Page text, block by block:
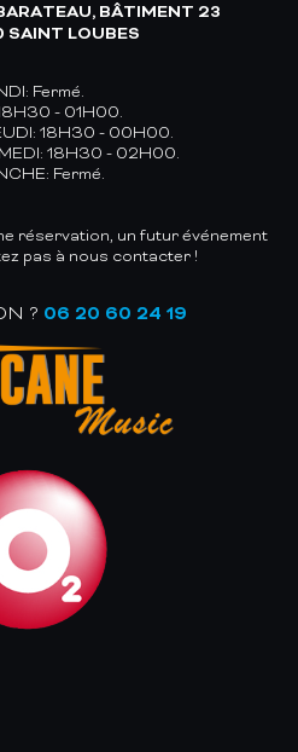
BÂTIMENT 23
SAINT LOUBES
Fermé.
- 01H00.
18H30 - 00H00.
18H30 - 02H00.
Fermé.
réservation, un futur événement
pas à nous contacter !
? 06 20 60 24 19